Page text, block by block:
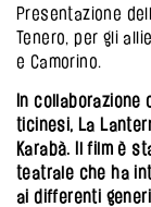
Presentazione
Tenero, per gli
e Camorino.
In collaborazione
ticinesi, La
Karabà. Il film è
teatrale che ha
ai differenti